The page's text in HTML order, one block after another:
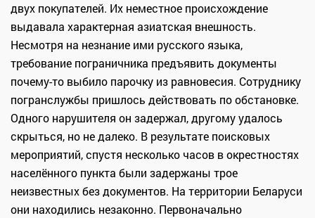
двух покупателей. Их неместное происхождение
выдавала характерная азиатская внешность.
Несмотря на незнание ими русского языка,
требование пограничника предъявить документы
почему-то выбило парочку из равновесия. Сотруднику
погранслужбы пришлось действовать по обстановке.
Одного нарушителя он задержал, другому удалось
скрыться, но не далеко. В результате поисковых
мероприятий, спустя несколько часов в окрестностях
населённого пункта были задержаны трое
неизвестных без документов. На территории Беларуси
они находились незаконно. Первоначально